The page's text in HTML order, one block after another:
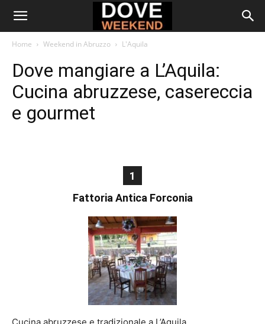
Home Weekend in Abruzzo L'Aquila
Dove mangiare a L’Aquila:
Cucina abruzzese, casereccia
e gourmet
1
Fattoria Antica Forconia